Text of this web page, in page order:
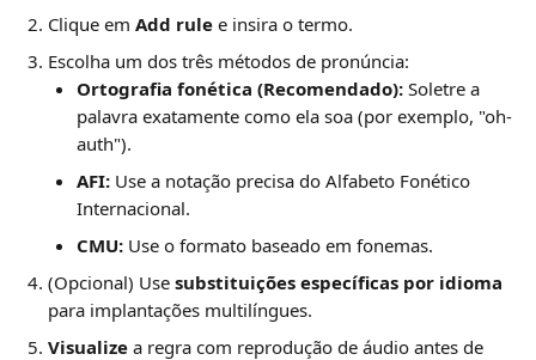
Clique em Add rule e insira o termo.
Escolha um dos três métodos de pronúncia:
Ortografia fonética (Recomendado): Soletre a
palavra exatamente como ela soa (por exemplo, "oh-
auth").
AFI: Use a notação precisa do Alfabeto Fonético
Internacional.
CMU: Use o formato baseado em fonemas.
(Opcional) Use substituições específicas por idioma
para implantações multilíngues.
Visualize a regra com reprodução de áudio antes de